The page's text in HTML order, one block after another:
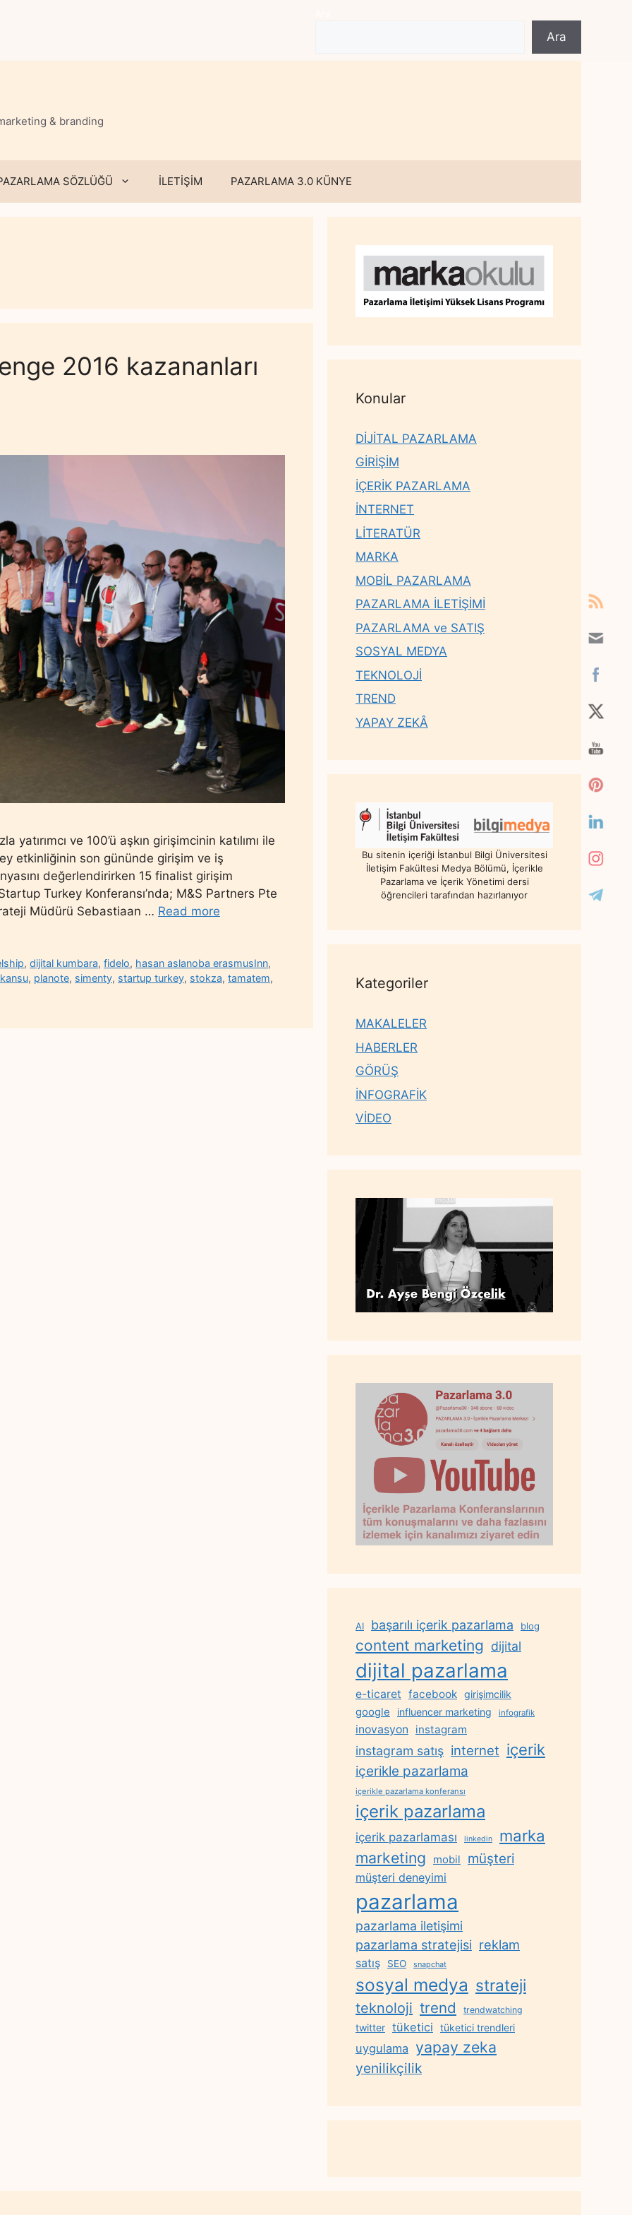
Ara
& branding
SÖZLÜĞÜ İLETİŞİM PAZARLAMA 3.0 KÜNYE
2016 kazananları
yatırımcı ve 100’ü aşkın girişimcinin katılımı ile
etkinliğinin son gününde girişim ve iş
değerlendirirken 15 finalist girişim
Turkey Konferansı’nda; M&S Partners Pte
Müdürü Sebastiaan … Read more
,dijital kumbara,fidelo, hasan aslanoba erasmusInn,
, planote, simenty, startup turkey, stokza, tamatem,
Konular
DİJİTAL PAZARLAMA
GİRİŞİM
İÇERİK PAZARLAMA
İNTERNET
LİTERATÜR
MARKA
MOBİL PAZARLAMA
PAZARLAMA İLETİŞİMİ
PAZARLAMA ve SATIŞ
SOSYAL MEDYA
TEKNOLOJİ
TREND
YAPAY ZEKÂ
Bu sitenin içeriği İstanbul Bilgi Üniversitesi
İletişim Fakültesi Medya Bölümü, İçerikle
Pazarlama ve İçerik Yönetimi dersi
öğrencileri tarafından hazırlanıyor
Kategoriler
MAKALELER
HABERLER
GÖRÜŞ
İNFOGRAFİK
VİDEO
AI başarılı içerik pazarlama blog
content marketing dijital
dijital pazarlama
e-ticaret facebook girişimcilik
google influencer marketing infografik
inovasyon instagram
instagram satış internet içerik
içerikle pazarlama
içerikle pazarlama konferansı
içerik pazarlama
içerik pazarlaması linkedin marka
marketing mobil müşteri
müşteri deneyimi
pazarlama
pazarlama iletişimi
pazarlama stratejisi reklam
satış SEO snapchat
sosyal medya strateji
teknoloji trend trendwatching
twitter tüketici tüketici trendleri
uygulama yapay zeka
yenilikçilik